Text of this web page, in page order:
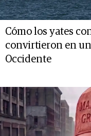
Cómo los yates
convirtieron en
Occidente